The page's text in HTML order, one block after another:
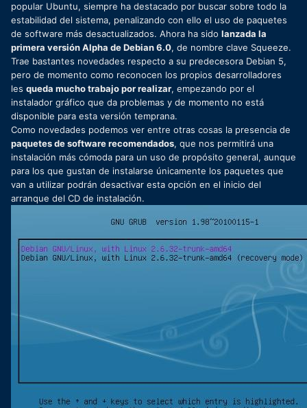
popular Ubuntu, siempre ha destacado por buscar sobre todo la
estabilidad del sistema, penalizando con ello el uso de paquetes
de software más desactualizados. Ahora ha sido lanzada la
primera versión Alpha de Debian 6.0, de nombre clave Squeeze.
Trae bastantes novedades respecto a su predecesora Debian 5,
pero de momento como reconocen los propios desarrolladores
les queda mucho trabajo por realizar, empezando por el
instalador gráfico que da problemas y de momento no está
disponible para esta versión temprana.
Como novedades podemos ver entre otras cosas la presencia de
paquetes de software recomendados, que nos permitirá una
instalación más cómoda para un uso de propósito general, aunque
para los que gustan de instalarse únicamente los paquetes que
van a utilizar podrán desactivar esta opción en el inicio del
arranque del CD de instalación.